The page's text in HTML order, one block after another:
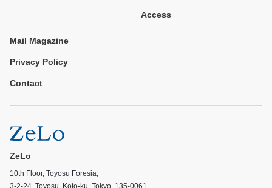
Access
Mail Magazine
Privacy Policy
Contact
ZeLo
10th Floor, Toyosu Foresia,